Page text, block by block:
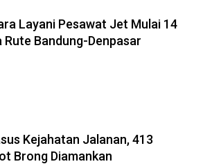
Layani Pesawat Jet Mulai 14
Bandung-Denpasar
Kejahatan Jalanan, 413
Brong Diamankan